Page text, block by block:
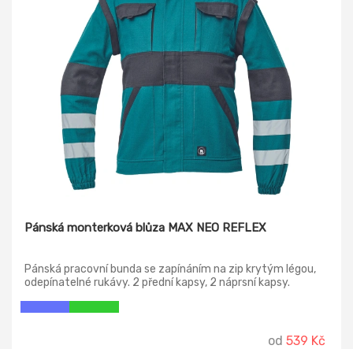
Pánská monterková blůza MAX NEO REFLEX
Pánská pracovní bunda se zapínáním na zip krytým légou,
odepínatelné rukávy. 2 přední kapsy, 2 náprsní kapsy.
od 539 Kč